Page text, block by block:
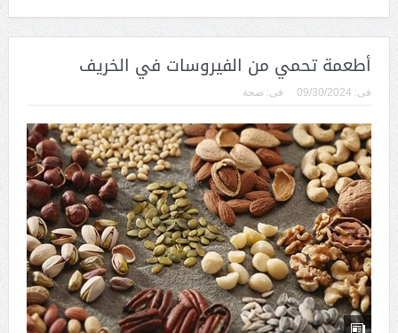
أطعمة تحمي من الفيروسات في الخريف
فى: 09/30/2024 فى: صحة